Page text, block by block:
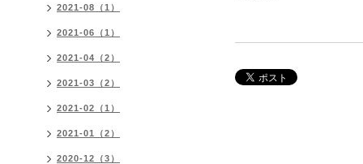
2021-08（1）
2021-06（1）
2021-04（2）
2021-03（2）
2021-02（1）
2021-01（2）
2020-12（3）